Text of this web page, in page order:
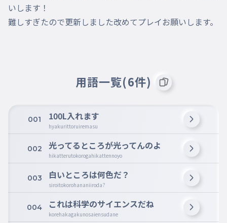
いします！
難しすぎたので更新しました改めてプレイお願いします。
用語一覧(6件)
001 100L入れます
hyakurittoruiremasu
002 光ってるところが光ってんのよ
hikatterutokorogahikattennoyo
003 白いところは何色だ？
siroitokorohananiiroda?
004 これは科学のサイエンスだね
korehakagakunosaiensudane